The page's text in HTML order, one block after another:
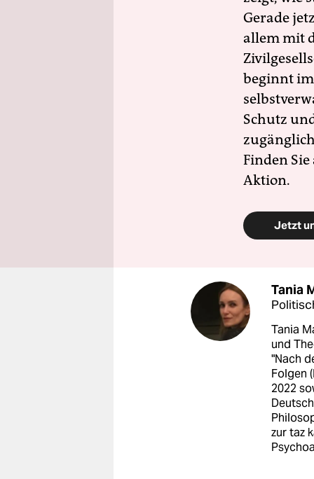
Gerade
allem mit
beginnt
Schutz
Finden
Aktion.
Jetzt
Tania
Tania
und
"Nach
Folgen
2022
zur taz